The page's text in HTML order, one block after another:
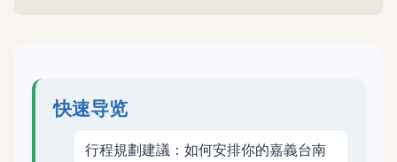
快速导览
行程規劃建議：如何安排你的嘉義台南